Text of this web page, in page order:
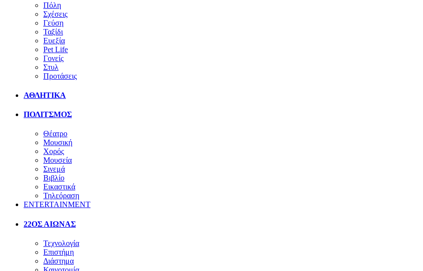
Πόλη
Σχέσεις
Γεύση
Ταξίδι
Ευεξία
Pet Life
Γονείς
Στυλ
Προτάσεις
ΑΘΛΗΤΙΚΑ
ΠΟΛΙΤΣΜΟΣ
Θέατρο
Μουσική
Χορός
Μουσεία
Σινεμά
Βιβλίο
Εικαστικά
Τηλεόραση
ENTERTAINMENT
22ΟΣ ΑΙΩΝΑΣ
Τεχνολογία
Επιστήμη
Διάστημα